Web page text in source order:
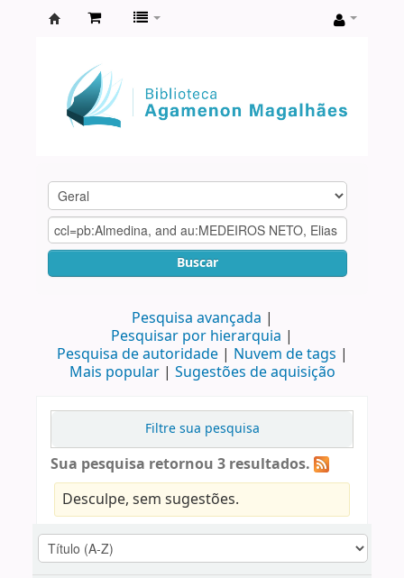
Agamenon
Magalhães
Buscar
Pesquisa avançada
Pesquisar por hierarquia
Pesquisa de autoridade
Nuvem de tags
Mais popular
Sugestões de aquisição
Filtre sua pesquisa
Sua pesquisa retornou 3 resultados.
Desculpe, sem sugestões.